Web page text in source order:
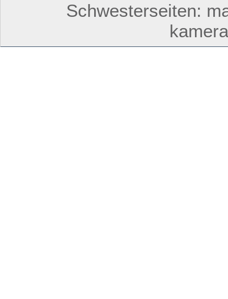
Schwesterseiten: